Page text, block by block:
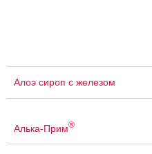
Алоэ сироп с железом
Алька-Прим®